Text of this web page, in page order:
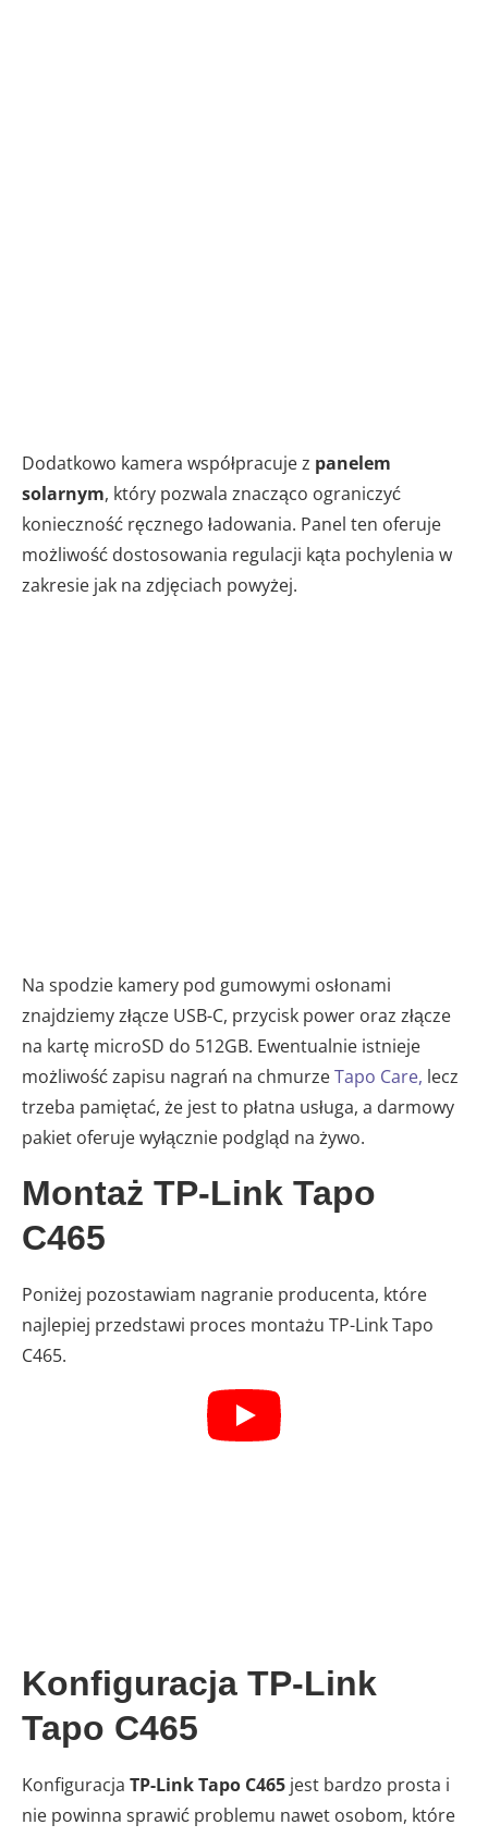
Dodatkowo kamera współpracuje z panelem
solarnym, który pozwala znacząco ograniczyć
konieczność ręcznego ładowania. Panel ten oferuje
możliwość dostosowania regulacji kąta pochylenia w
zakresie jak na zdjęciach powyżej.
Na spodzie kamery pod gumowymi osłonami
znajdziemy złącze USB-C, przycisk power oraz złącze
na kartę microSD do 512GB. Ewentualnie istnieje
możliwość zapisu nagrań na chmurzeTapo Care, lecz
trzeba pamiętać, że jest to płatna usługa, a darmowy
pakiet oferuje wyłącznie podgląd na żywo.
Montaż TP-Link Tapo
C465
Poniżej pozostawiam nagranie producenta, które
najlepiej przedstawi proces montażu TP-Link Tapo
C465.
Konfiguracja TP-Link
Tapo C465
Konfiguracja TP-Link Tapo C465 jest bardzo prosta i
nie powinna sprawić problemu nawet osobom, które